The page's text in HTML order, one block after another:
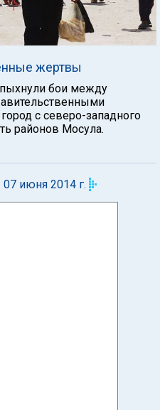
жертвы
бои между
с северо-западного
районов Мосула.
июня 2014 г.